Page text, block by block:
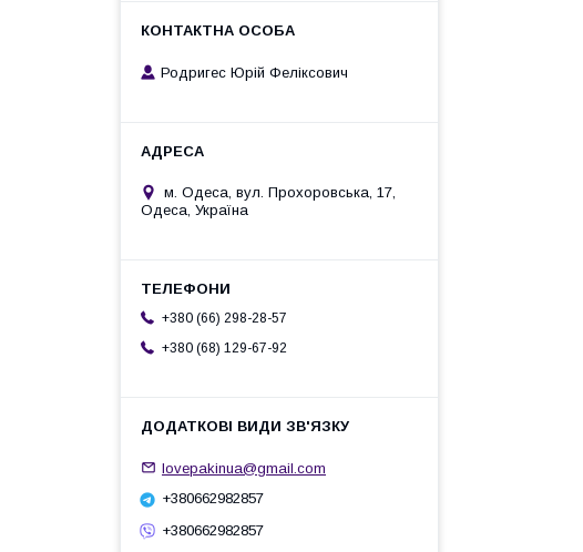
Родригес Юрій Феліксович
м. Одеса, вул. Прохоровська, 17,
Одеса, Україна
+380 (66) 298-28-57
+380 (68) 129-67-92
lovepakinua@gmail.com
+380662982857
+380662982857